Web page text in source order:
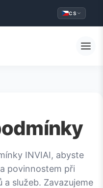
CS
INVIAI, abyste
povinnostem při
služeb. Zavazujeme